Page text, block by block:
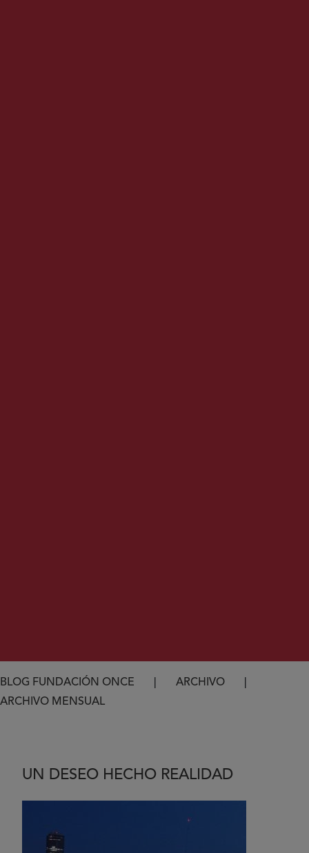
Ruta de navegación
BLOG FUNDACIÓN ONCE
ARCHIVO
ARCHIVO MENSUAL
UN DESEO HECHO REALIDAD